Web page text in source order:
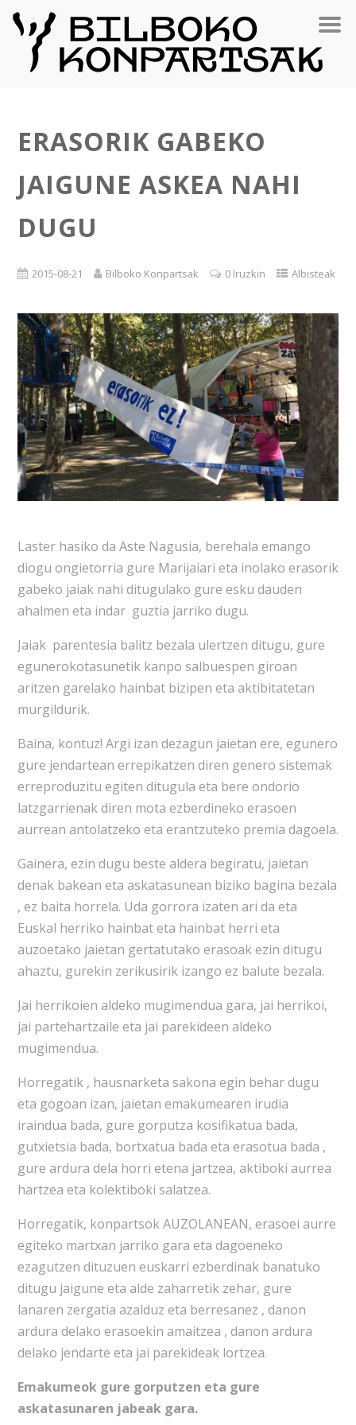
ERASORIK GABEKO
JAIGUNE ASKEA NAHI
DUGU
2015-08-21 Bilboko Konpartsak 0 Iruzkin Albisteak
Laster hasiko da Aste Nagusia, berehala emango
diogu ongietorria gure Marijaiari eta inolako erasorik
gabeko jaiak nahi ditugulako gure esku dauden
ahalmen eta indar guztia jarriko dugu.
Jaiak parentesia balitz bezala ulertzen ditugu, gure
egunerokotasunetik kanpo salbuespen giroan
aritzen garelako hainbat bizipen eta aktibitatetan
murgildurik.
Baina, kontuz! Argi izan dezagun jaietan ere, egunero
gure jendartean errepikatzen diren genero sistemak
erreproduzitu egiten ditugula eta bere ondorio
latzgarrienak diren mota ezberdineko erasoen
aurrean antolatzeko eta erantzuteko premia dagoela.
Gainera, ezin dugu beste aldera begiratu, jaietan
denak bakean eta askatasunean biziko bagina bezala
, ez baita horrela. Uda gorrora izaten ari da eta
Euskal herriko hainbat eta hainbat herri eta
auzoetako jaietan gertatutako erasoak ezin ditugu
ahaztu, gurekin zerikusirik izango ez balute bezala.
Jai herrikoien aldeko mugimendua gara, jai herrikoi,
jai partehartzaile eta jai parekideen aldeko
mugimendua.
Horregatik , hausnarketa sakona egin behar dugu
eta gogoan izan, jaietan emakumearen irudia
iraindua bada, gure gorputza kosifikatua bada,
gutxietsia bada, bortxatua bada eta erasotua bada ,
gure ardura dela horri etena jartzea, aktiboki aurrea
hartzea eta kolektiboki salatzea.
Horregatik, konpartsok AUZOLANEAN, erasoei aurre
egiteko martxan jarriko gara eta dagoeneko
ezagutzen dituzuen euskarri ezberdinak banatuko
ditugu jaigune eta alde zaharretik zehar, gure
lanaren zergatia azalduz eta berresanez , danon
ardura delako erasoekin amaitzea , danon ardura
delako jendarte eta jai parekideak lortzea.
Emakumeok gure gorputzen eta gure
askatasunaren jabeak gara.